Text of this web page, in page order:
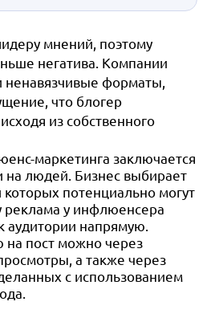
мнений, поэтому
негатива. Компании
форматы,
что блогер
из собственного
маркетинга заключается
на людей. Бизнес выбирает
потенциально могут
реклама у инфлюенсера
аудитории напрямую.
на пост можно через
а также через
с использованием